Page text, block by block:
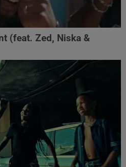
(feat. Zed, Niska &